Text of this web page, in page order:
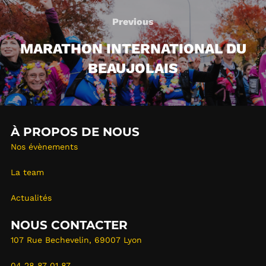
navigation
Previous
Previous
MARATHON INTERNATIONAL DU
BEAUJOLAIS
À PROPOS DE NOUS
Nos évènements
La team
Actualités
NOUS CONTACTER
107 Rue Bechevelin, 69007 Lyon